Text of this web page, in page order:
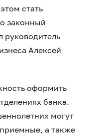
стать
законный
руководитель
Алексей
оформить
банка.
могут
а также